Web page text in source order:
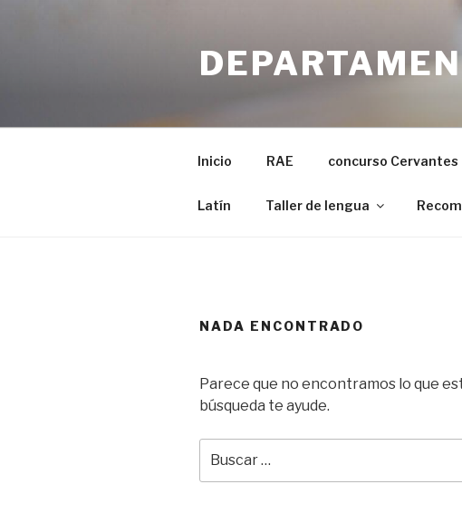
Inicio RAE concurso Cervantes
Latín Taller de lengua
NADA ENCONTRADO
Parece que no encontramos lo que
búsqueda te ayude.
por: